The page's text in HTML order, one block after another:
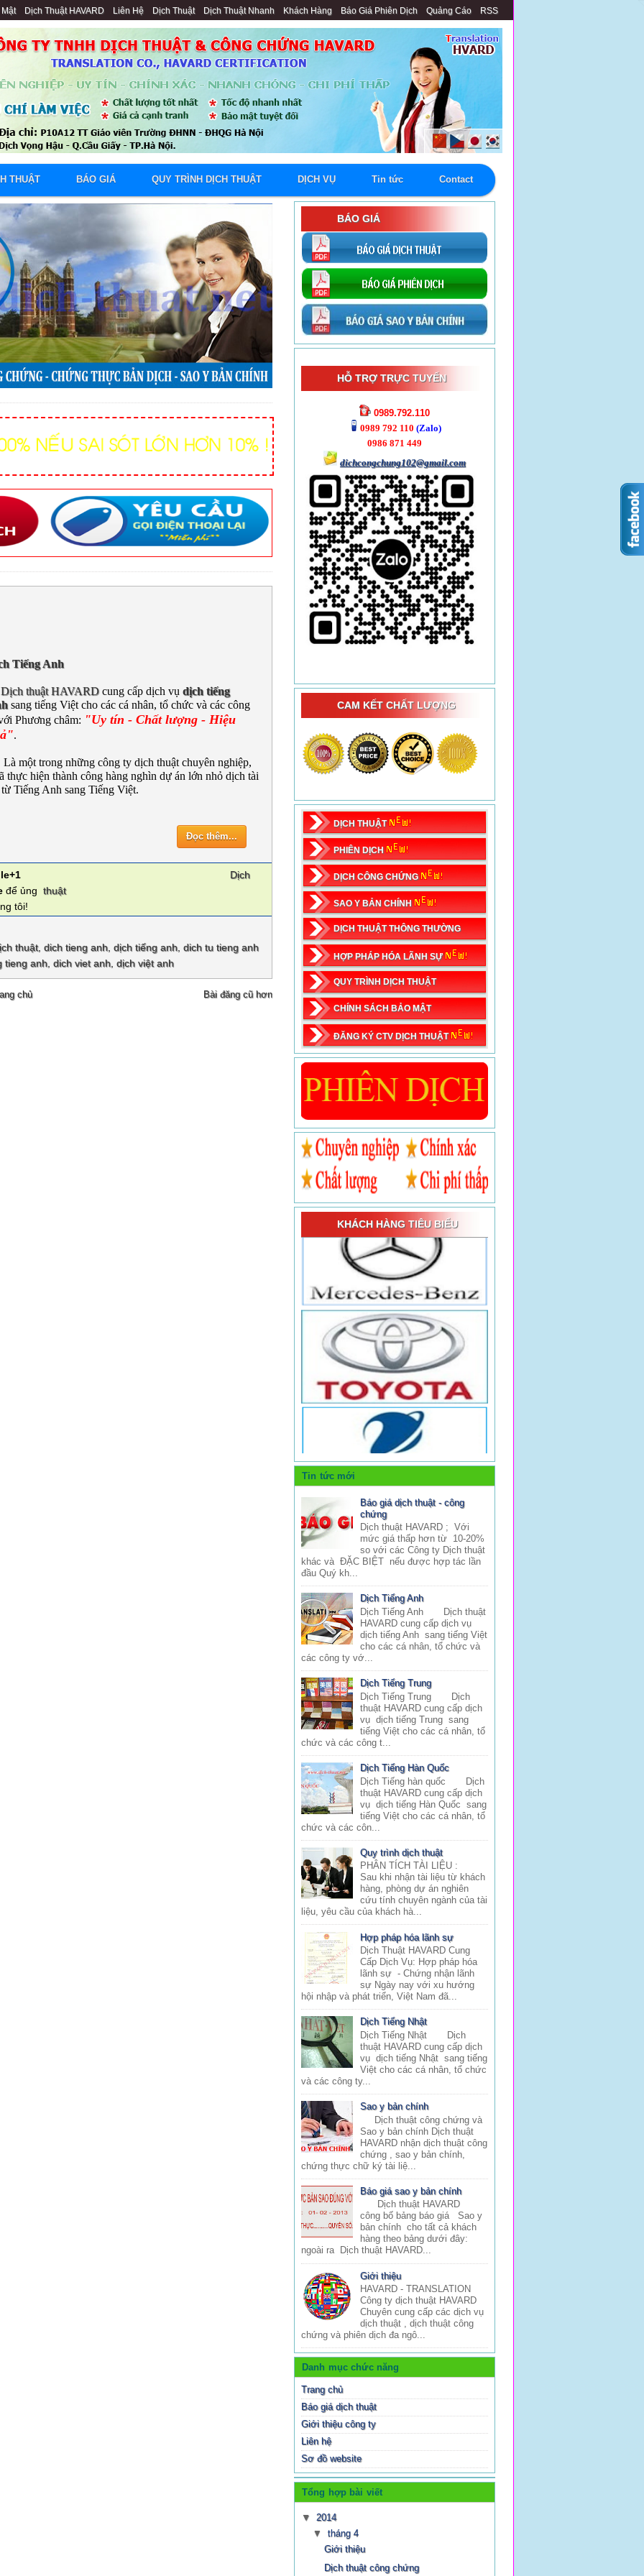
Dịch Thuật HAVARD Liên Hệ Dịch Thuật Dịch Thuật Nhanh Khách Hàng Báo Giá Phiên Dịch Quảng Cáo RSS
THUẬT BÁO GIÁ QUY TRÌNH DỊCH THUẬT DỊCH VỤ Tin tức Contact
Tiếng Anh
Dịch thuật HAVARD cung cấp dịch vụ dịch tiếng
sang tiếng Việt cho các cá nhân, tổ chức và các công
Phương châm: "Uy tín - Chất lượng - Hiệu
.
trong những công ty dịch thuật chuyên nghiệp,
thực hiện thành công hàng nghìn dự án lớn nhỏ dịch tài
Tiếng Anh sang Tiếng Việt.
Đọc thêm...
để ủng
tôi!
Dịch
thuật
thuật, dich tieng anh dịch tiếng anh dich tu tieng anh
tieng anh dich viet anh dịch việt anh
Bài đăng cũ hơn
chủ
BÁO GIÁ
HỖ TRỢ TRỰC TUYẾN
0989.792.110
0989 792 110 (Zalo)
0986 871 449
dichcongchung102@gmail.com
CAM KẾT CHẤT LƯỢNG
DỊCH THUẬT
PHIÊN DỊCH
DỊCH CÔNG CHỨNG
SAO Y BẢN CHÍNH
DỊCH THUẬT THÔNG THƯỜNG
HỢP PHÁP HÓA LÃNH SỰ
QUY TRÌNH DỊCH THUẬT
CHÍNH SÁCH BẢO MẬT
ĐĂNG KÝ CTV DỊCH THUẬT
KHÁCH HÀNG TIÊU BIỂU
Tin tức mới
Báo giá dịch thuật - công
chứng
Dịch thuật HAVARD ; Với
mức giá thấp hơn từ 10-20%
so với các Công ty Dịch thuật
khác và ĐẶC BIỆT nếu được hợp tác lần
đầu Quý kh...
Dịch Tiếng Anh
Dịch Tiếng Anh Dịch thuật
HAVARD cung cấp dịch vụ
dịch tiếng Anh sang tiếng Việt
cho các cá nhân, tổ chức và
các công ty vớ...
Dịch Tiếng Trung
Dịch Tiếng Trung Dịch
thuật HAVARD cung cấp dịch
vụ dịch tiếng Trung sang
tiếng Việt cho các cá nhân, tổ
chức và các công t...
Dịch Tiếng Hàn Quốc
Dịch Tiếng hàn quốc Dịch
thuật HAVARD cung cấp dịch
vụ dịch tiếng Hàn Quốc sang
tiếng Việt cho các cá nhân, tổ
chức và các côn...
Quy trình dịch thuật
PHÂN TÍCH TÀI LIỆU :
Sau khi nhận tài liệu từ khách
hàng, phòng dự án nghiên
cứu tính chuyên ngành của tài
liệu, yêu cầu của khách hà...
Hợp pháp hóa lãnh sự
Dịch Thuật HAVARD Cung
Cấp Dịch Vụ: Hợp pháp hóa
lãnh sự - Chứng nhận lãnh
sự Ngày nay với xu hướng
hội nhập và phát triển, Việt Nam đã...
Dịch Tiếng Nhật
Dịch Tiếng Nhật Dịch
thuật HAVARD cung cấp dịch
vụ dịch tiếng Nhật sang tiếng
Việt cho các cá nhân, tổ chức
và các công ty...
Sao y bản chính
Dịch thuật công chứng và
Sao y bản chính Dịch thuật
HAVARD nhận dịch thuật công
chứng , sao y bản chính,
chứng thực chữ ký tài liệ...
Báo giá sao y bản chính
Dịch thuật HAVARD
công bố bảng báo giá Sao y
bản chính cho tất cả khách
hàng theo bảng dưới đây:
ngoài ra Dịch thuật HAVARD...
Giới thiệu
HAVARD - TRANSLATION
Công ty dịch thuật HAVARD
Chuyên cung cấp các dịch vụ
dịch thuật , dịch thuật công
chứng và phiên dịch đa ngô...
Danh mục chức năng
Trang chủ
Báo giá dịch thuật
Giới thiệu công ty
Liên hệ
Sơ đồ website
Tổng hợp bài viết
▼ 2014
▼ tháng 4
Giới thiệu
Dịch thuật công chứng